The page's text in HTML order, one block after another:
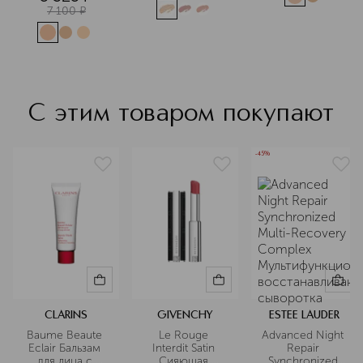
Подробнее
7 100 ¤
С этим товаром покупают
CLARINS
Baume Beaute
Eclair Бальзам
GIVENCHY
Le Rouge
Interdit Satin
-45%
ESTEE LAUDER
Advanced Night
Repair